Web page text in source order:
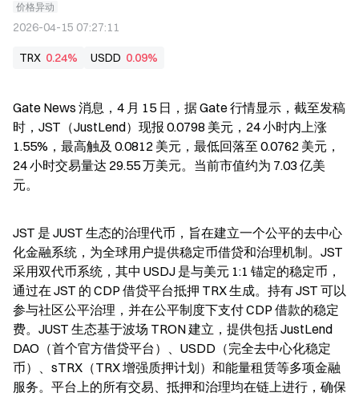
价格异动
2026-04-15 07:27:11
TRX 0.24% USDD 0.09%
Gate News 消息，4 月 15 日，据 Gate 行情显示，截至发稿
时，JST（JustLend）现报 0.0798 美元，24 小时内上涨
1.55%，最高触及 0.0812 美元，最低回落至 0.0762 美元，
24 小时交易量达 29.55 万美元。当前市值约为 7.03 亿美
元。
JST 是 JUST 生态的治理代币，旨在建立一个公平的去中心
化金融系统，为全球用户提供稳定币借贷和治理机制。JST
采用双代币系统，其中 USDJ 是与美元 1:1 锚定的稳定币，
通过在 JST 的 CDP 借贷平台抵押 TRX 生成。持有 JST 可以
参与社区公平治理，并在公平制度下支付 CDP 借款的稳定
费。JUST 生态基于波场 TRON 建立，提供包括 JustLend
DAO（首个官方借贷平台）、USDD（完全去中心化稳定
币）、sTRX（TRX 增强质押计划）和能量租赁等多项金融
服务。平台上的所有交易、抵押和治理均在链上进行，确保